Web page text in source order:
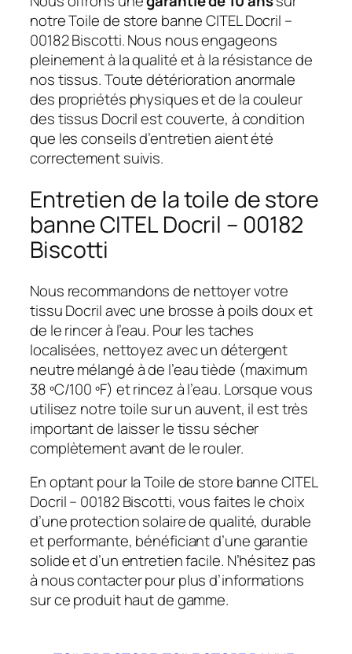
notre Toile de store banne CITEL Docril –
00182 Biscotti. Nous nous engageons
pleinement à la qualité et à la résistance de
nos tissus. Toute détérioration anormale
des propriétés physiques et de la couleur
des tissus Docril est couverte, à condition
que les conseils d’entretien aient été
correctement suivis.
Entretien de la toile de store
banne CITEL Docril – 00182
Biscotti
Nous recommandons de nettoyer votre
tissu Docril avec une brosse à poils doux et
de le rincer à l’eau. Pour les taches
localisées, nettoyez avec un détergent
neutre mélangé à de l’eau tiède (maximum
38 ºC/100 ºF) et rincez à l’eau. Lorsque vous
utilisez notre toile sur un auvent, il est très
important de laisser le tissu sécher
complètement avant de le rouler.
En optant pour la Toile de store banne CITEL
Docril – 00182 Biscotti, vous faites le choix
d’une protection solaire de qualité, durable
et performante, bénéficiant d’une garantie
solide et d’un entretien facile. N’hésitez pas
à nous contacter pour plus d’informations
sur ce produit haut de gamme.